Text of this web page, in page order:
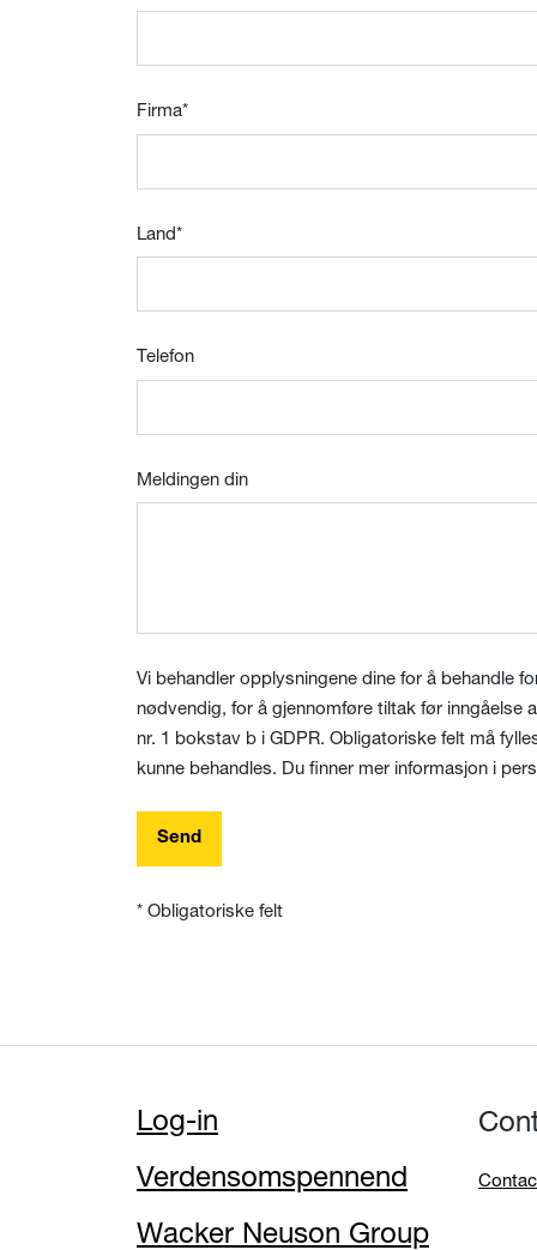
Firma*
Land*
Telefon
Meldingen din
Vi behandler opplysningene dine for å behandle
nødvendig, for å gjennomføre tiltak før inngåelse
nr. 1 bokstav b i GDPR. Obligatoriske felt må
kunne behandles. Du finner mer informasjon i
Send
* Obligatoriske felt
Log-in
Verdensomspennend
Wacker Neuson Group